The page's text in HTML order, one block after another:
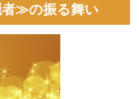
≫の振る舞い